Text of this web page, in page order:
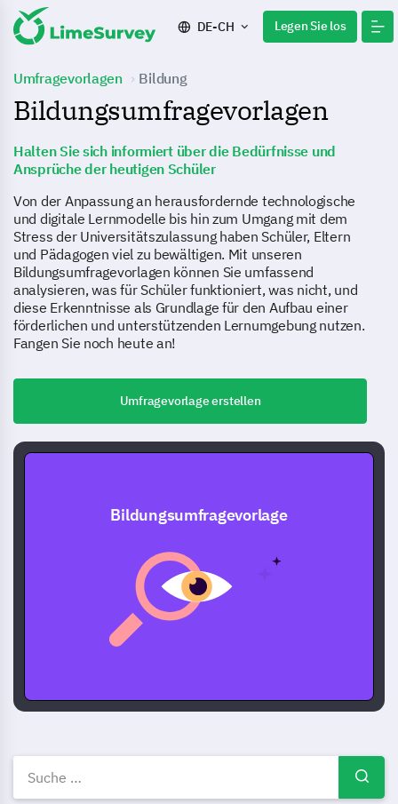
DE-CH Legen Sie los
Umfragevorlagen Bildung
Bildungsumfragevorlagen
Halten Sie sich informiert über die Bedürfnisse und
Ansprüche der heutigen Schüler
Von der Anpassung an herausfordernde technologische
und digitale Lernmodelle bis hin zum Umgang mit dem
Stress der Universitätszulassung haben Schüler, Eltern
und Pädagogen viel zu bewältigen. Mit unseren
Bildungsumfragevorlagen können Sie umfassend
analysieren, was für Schüler funktioniert, was nicht, und
diese Erkenntnisse als Grundlage für den Aufbau einer
förderlichen und unterstützenden Lernumgebung nutzen.
Fangen Sie noch heute an!
Umfragevorlage erstellen
Bildungsumfragevorlage
Bildung Umfragevorlagen, -